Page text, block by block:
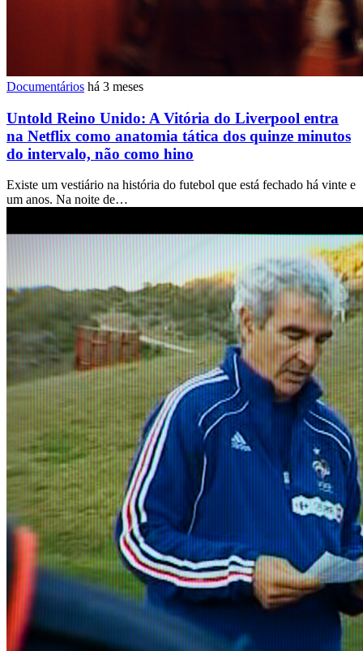
Documentários há 3 meses
Untold Reino Unido: A Vitória do Liverpool entra
na Netflix como anatomia tática dos quinze minutos
do intervalo, não como hino
Existe um vestiário na história do futebol que está fechado há vinte e
um anos. Na noite de…